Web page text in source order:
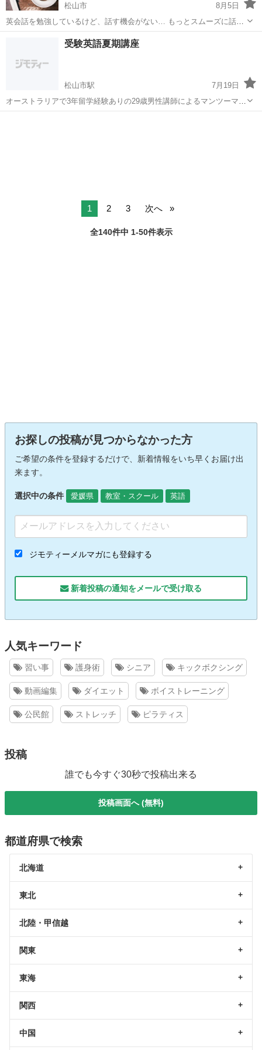
松山市
8月5日
英会話を勉強しているけど、話す機会がない… もっとスムーズに話せ
るようになりたい！ そんなお悩みをお持ちではありませんか？ 愛媛英
会話クラブでは、英会話の勉強会を開催しております。
松山市 英会話 初心者
受験英語夏期講座
松山市駅
7月19日
オーストラリアで3年留学経験ありの29歳男性講師によるマンツーマン
の英語夏期講座 8/5-8/17まで英語能力アップのノウハウを詰め込みま
1 2 3 次へ
全140件中 1-50件表示
お探しの投稿が見つからなかった方
ご希望の条件を登録するだけで、新着情報をいち早くお届け出
来ます。
選択中の条件 愛媛県 教室・スクール 英語
ジモティーメルマガにも登録する
新着投稿の通知をメールで受け取る
人気キーワード
習い事 護身術 シニア キックボクシング
動画編集 ダイエット ボイストレーニング
公民館 ストレッチ ピラティス
投稿
誰でも今すぐ30秒で投稿出来る
投稿画面へ (無料)
都道府県で検索
北海道
東北
北陸・甲信越
関東
東海
関西
中国